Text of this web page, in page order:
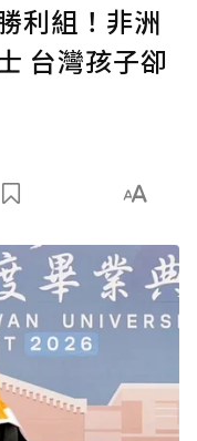
利組！非洲
台灣孩子卻